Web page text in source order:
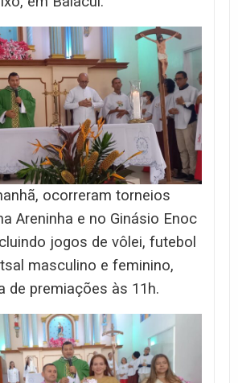
ocorreram torneios
Areninha e no Ginásio Enoc
jogos de vôlei, futebol
masculino e feminino,
de premiações às 11h.